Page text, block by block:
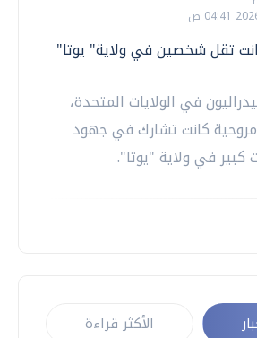
تقل شخصين في ولاية" يوتا"
في الولايات المتحدة،
كانت تشارك في جهود
كبير في ولاية "يوتا".
الأكثر قراءة